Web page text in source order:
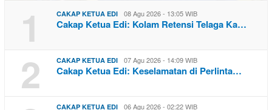
1 CAKAP KETUA EDI 08 Agu 2026 - 13:05 WIB
Cakap Ketua Edi: Kolam Retensi Telaga Ka…
2 CAKAP KETUA EDI 07 Agu 2026 - 14:09 WIB
Cakap Ketua Edi: Keselamatan di Perlinta…
CAKAP KETUA EDI 06 Agu 2026 - 02:22 WIB